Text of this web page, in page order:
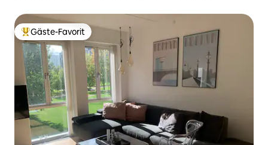
Beliebter Gäste-Favorit.
Gäste-Favorit